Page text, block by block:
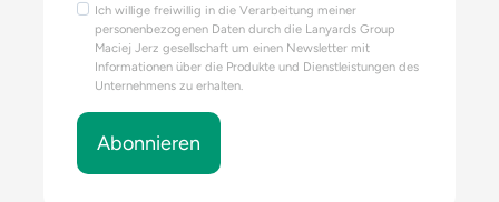
Ich willige freiwillig in die Verarbeitung meiner
personenbezogenen Daten durch die Lanyards Group
Maciej Jerz gesellschaft um einen Newsletter mit
Informationen über die Produkte und Dienstleistungen des
Unternehmens zu erhalten.
Abonnieren